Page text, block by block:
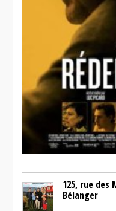
125, rue des
Bélanger